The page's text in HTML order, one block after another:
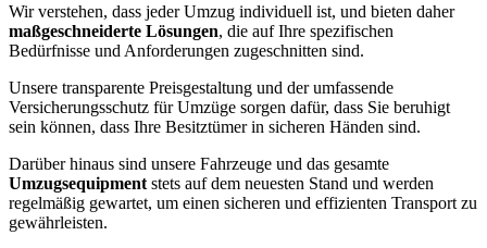
Wir verstehen, dass jeder Umzug individuell ist, und bieten daher
maßgeschneiderte Lösungen, die auf Ihre spezifischen
Bedürfnisse und Anforderungen zugeschnitten sind.
Unsere transparente Preisgestaltung und der umfassende
Versicherungsschutz für Umzüge sorgen dafür, dass Sie beruhigt
sein können, dass Ihre Besitztümer in sicheren Händen sind.
Darüber hinaus sind unsere Fahrzeuge und das gesamte
Umzugsequipment stets auf dem neuesten Stand und werden
regelmäßig gewartet, um einen sicheren und effizienten Transport zu
gewährleisten.